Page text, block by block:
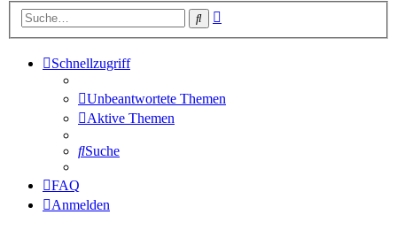
Suche
Schnellzugriff
Unbeantwortete Themen
Aktive Themen
Suche
FAQ
Anmelden